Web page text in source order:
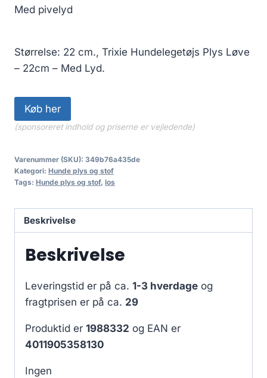
Med pivelyd
Størrelse: 22 cm., Trixie Hundelegetøjs Plys Løve
– 22cm – Med Lyd.
Køb her
(sponsoreret indhold og priserne er vejledende)
Varenummer (SKU): 349b76a435de
Kategori: Hunde plys og stof
Tags: Hunde plys og stof, los
Beskrivelse
Beskrivelse
Leveringstid er på ca. 1-3 hverdage og
fragtprisen er på ca. 29
Produktid er 1988332 og EAN er
4011905358130
Ingen